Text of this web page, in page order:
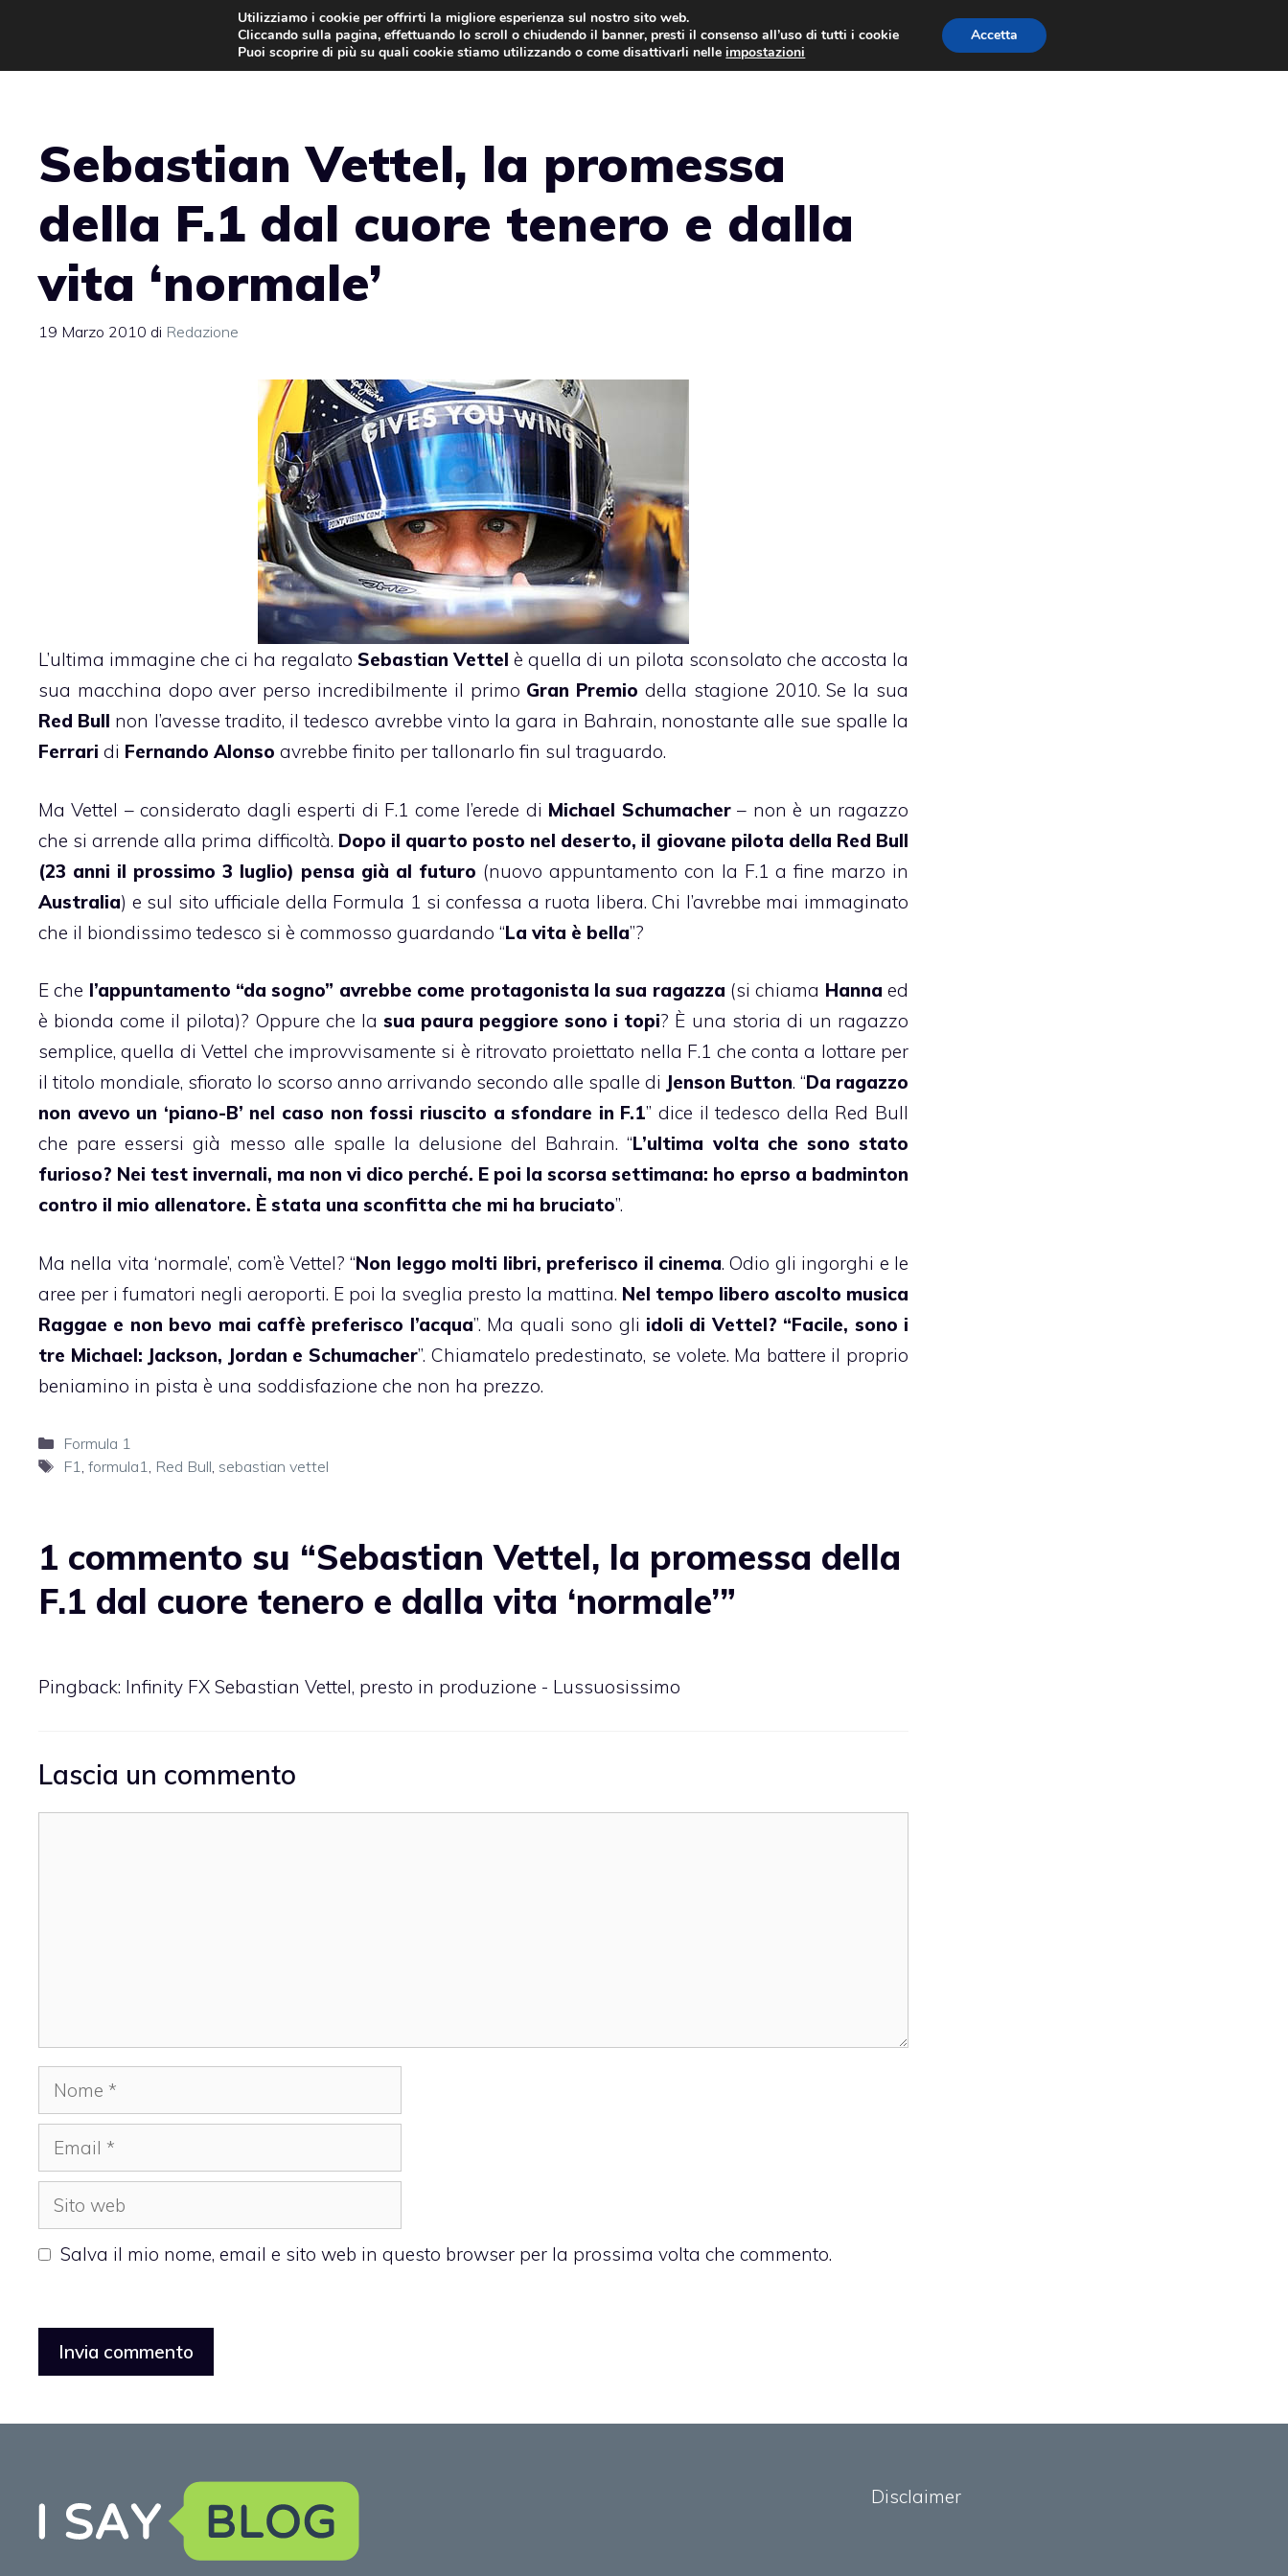
contenuto
AUTO NEWS EVENTI E FIERE
Sebastian Vettel, la promessa
della F.1 dal cuore tenero e dalla
vita ‘normale’
19 Marzo 2010 di Redazione
L’ultima immagine che ci ha regalato Sebastian Vettel è quella di un pilota sconsolato che accosta la
sua macchina dopo aver perso incredibilmente il primo Gran Premio della stagione 2010. Se la sua
Red Bull non l’avesse tradito, il tedesco avrebbe vinto la gara in Bahrain, nonostante alle sue spalle la
Ferrari di Fernando Alonso avrebbe finito per tallonarlo fin sul traguardo.
Ma Vettel – considerato dagli esperti di F.1 come l’erede di Michael Schumacher– non è un ragazzo
che si arrende alla prima difficoltà. Dopo il quarto posto nel deserto, il giovane pilota della Red Bull
(23 anni il prossimo 3 luglio) pensa già al futuro (nuovo appuntamento con la F.1 a fine marzo in
Australia) e sul sito ufficiale della Formula 1 si confessa a ruota libera. Chi l’avrebbe mai immaginato
che il biondissimo tedesco si è commosso guardando “La vita è bella”?
E che l’appuntamento “da sogno” avrebbe come protagonista la sua ragazza (si chiama Hanna ed
è bionda come il pilota)? Oppure che la sua paura peggiore sono i topi? È una storia di un ragazzo
semplice, quella di Vettel che improvvisamente si è ritrovato proiettato nella F.1 che conta a lottare per
il titolo mondiale, sfiorato lo scorso anno arrivando secondo alle spalle di Jenson Button. “Da ragazzo
non avevo un ‘piano-B’ nel caso non fossi riuscito a sfondare in F.1” dice il tedesco della Red Bull
che pare essersi già messo alle spalle la delusione del Bahrain. “L’ultima volta che sono stato
furioso? Nei test invernali, ma non vi dico perché. E poi la scorsa settimana: ho eprso a badminton
contro il mio allenatore. È stata una sconfitta che mi ha bruciato”.
Ma nella vita ‘normale’, com’è Vettel? “Non leggo molti libri, preferisco il cinema. Odio gli ingorghi e le
aree per i fumatori negli aeroporti. E poi la sveglia presto la mattina. Nel tempo libero ascolto musica
Raggae e non bevo mai caffè preferisco l’acqua”. Ma quali sono gli idoli di Vettel? “Facile, sono i
tre Michael: Jackson, Jordan e Schumacher”. Chiamatelo predestinato, se volete. Ma battere il proprio
beniamino in pista è una soddisfazione che non ha prezzo.
Categorie
Formula 1
Tag
F1 formula1 Red Bull sebastian vettel
1 commento su “Sebastian Vettel, la promessa della
F.1 dal cuore tenero e dalla vita ‘normale’”
Pingback: Infinity FX Sebastian Vettel, presto in produzione - Lussuosissimo
Lascia un commento
Nome
Email
Sito
web
Salva il mio nome, email e sito web in questo browser per la prossima volta che commento.
Disclaimer
Utilizziamo i cookie per offrirti la migliore esperienza sul nostro sito web.
Cliccando sulla pagina, effettuando lo scroll o chiudendo il banner, presti il consenso all’uso di tutti i cookie
Puoi scoprire di più su quali cookie stiamo utilizzando o come disattivarli nelleimpostazioni
Accetta